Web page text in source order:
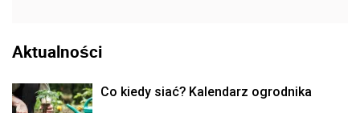
Aktualności
Co kiedy siać? Kalendarz ogrodnika